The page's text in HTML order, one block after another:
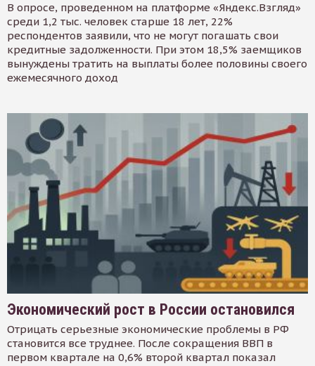
В опросе, проведенном на платформе «Яндекс.Взгляд»
среди 1,2 тыс. человек старше 18 лет, 22%
респондентов заявили, что не могут погашать свои
кредитные задолженности. При этом 18,5% заемщиков
вынуждены тратить на выплаты более половины своего
ежемесячного доход
Экономический рост в России остановился
Отрицать серьезные экономические проблемы в РФ
становится все труднее. После сокращения ВВП в
первом квартале на 0,6% второй квартал показал